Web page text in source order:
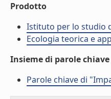
Prodotto
Istituto per lo studio
Ecologia teorica e
Insieme di parole chiave
Parole chiave di